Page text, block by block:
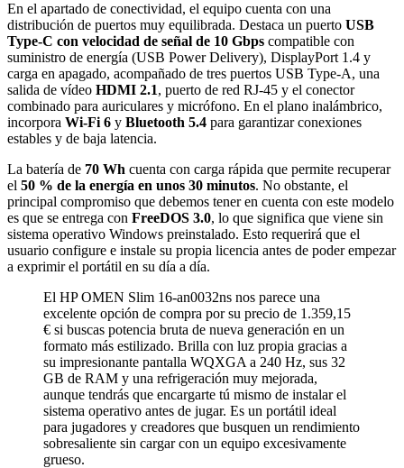
En el apartado de conectividad, el equipo cuenta con una
distribución de puertos muy equilibrada. Destaca un puerto USB
Type-C con velocidad de señal de 10 Gbps compatible con
suministro de energía (USB Power Delivery), DisplayPort 1.4 y
carga en apagado, acompañado de tres puertos USB Type-A, una
salida de vídeo HDMI 2.1, puerto de red RJ-45 y el conector
combinado para auriculares y micrófono. En el plano inalámbrico,
incorpora Wi-Fi 6 y Bluetooth 5.4 para garantizar conexiones
estables y de baja latencia.
La batería de 70 Wh cuenta con carga rápida que permite recuperar
el 50 % de la energía en unos 30 minutos. No obstante, el
principal compromiso que debemos tener en cuenta con este modelo
es que se entrega con FreeDOS 3.0, lo que significa que viene sin
sistema operativo Windows preinstalado. Esto requerirá que el
usuario configure e instale su propia licencia antes de poder empezar
a exprimir el portátil en su día a día.
El HP OMEN Slim 16-an0032ns nos parece una
excelente opción de compra por su precio de 1.359,15
€ si buscas potencia bruta de nueva generación en un
formato más estilizado. Brilla con luz propia gracias a
su impresionante pantalla WQXGA a 240 Hz, sus 32
GB de RAM y una refrigeración muy mejorada,
aunque tendrás que encargarte tú mismo de instalar el
sistema operativo antes de jugar. Es un portátil ideal
para jugadores y creadores que busquen un rendimiento
sobresaliente sin cargar con un equipo excesivamente
grueso.